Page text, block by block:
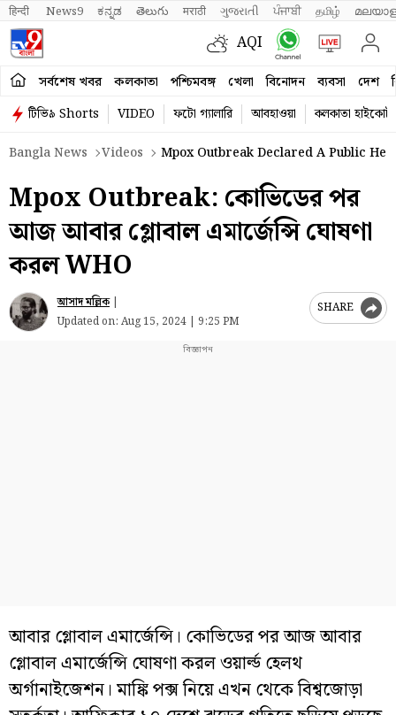
हिन्दी News9 ಕನ್ನಡ తెలుగు मराठी ગુજરાતી ਪੰਜਾਬੀ தமிழ்
AQI
সর্বশেষ খবর কলকাতা পশ্চিমবঙ্গ খেলা বিনোদন ব্যবসা দেশ
টিভি৯ Shorts VIDEO ফটো গ্যালারি আবহাওয়া
কলকাতা হাইকোর্ট
Bangla News
Videos Mpox Outbreak Declared A Public
Mpox Outbreak: কোভিডের পর
আজ আবার গ্লোবাল এমার্জেন্সি ঘোষণা
করল WHO
আসাদ মল্লিক|
Updated on: Aug 15, 2024 | 9:25 PM
SHARE
আবার গ্লোবাল এমার্জেন্সি। কোভিডের পর আজ আবার
গ্লোবাল এমার্জেন্সি ঘোষণা করল ওয়ার্ল্ড হেলথ
অর্গানাইজেশন। মাঙ্কি পক্স নিয়ে এখন থেকে বিশ্বজোড়া